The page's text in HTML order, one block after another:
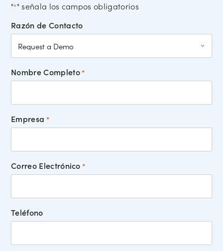
"*" señala los campos obligatorios
Razón de Contacto
Nombre Completo*
Empresa *
Correo Electrónico *
Teléfono